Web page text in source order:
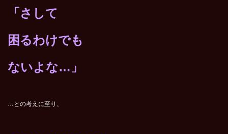
「さして
困るわけでも
ないよな…」
…との考えに至り、